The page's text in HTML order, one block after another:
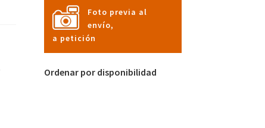
Foto previa al
envío,
a petición
Ordenar por disponibilidad